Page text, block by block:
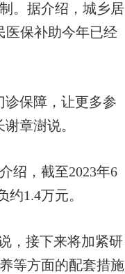
。据介绍，城乡居
医保补助今年已经
保障，让更多参
章澍说。
绍，截至2023年6
1.4万元。
，接下来将加紧研
等方面的配套措施